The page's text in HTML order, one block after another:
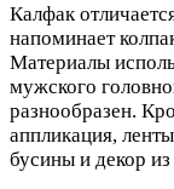
Калфак
напоминает
Материалы
мужского
разнообразен.
аппликация,
бусины и декор